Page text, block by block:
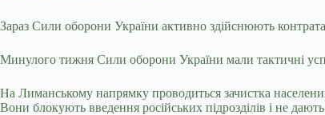
Зараз Сили оборони України активно здійснюють
Минулого тижня Сили оборони України мали тактичні
На Лиманському напрямку проводиться зачистка
Вони блокують введення російських підрозділів і не